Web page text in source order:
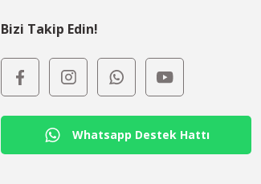
Bizi Takip Edin!
Whatsapp Destek Hattı